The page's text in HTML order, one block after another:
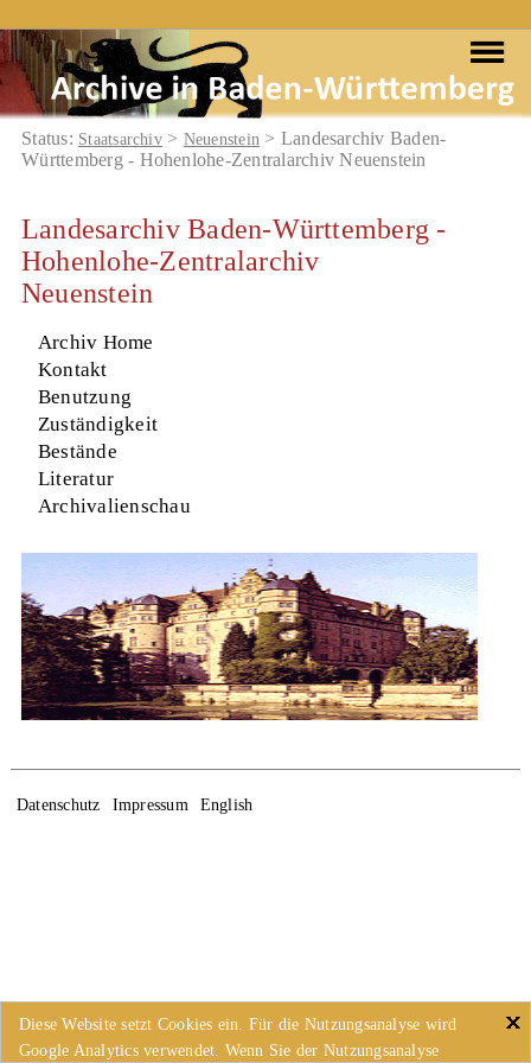
Status: Staatsarchiv> Neuenstein > Landesarchiv Baden-
Württemberg - Hohenlohe-Zentralarchiv Neuenstein
Landesarchiv Baden-Württemberg -
Hohenlohe-Zentralarchiv
Neuenstein
Archiv Home
Kontakt
Benutzung
Zuständigkeit
Bestände
Literatur
Archivalienschau
Datenschutz Impressum English
Diese Website setzt Cookies ein. Für die Nutzungsanalyse wird
Google Analytics verwendet. Wenn Sie der Nutzungsanalyse